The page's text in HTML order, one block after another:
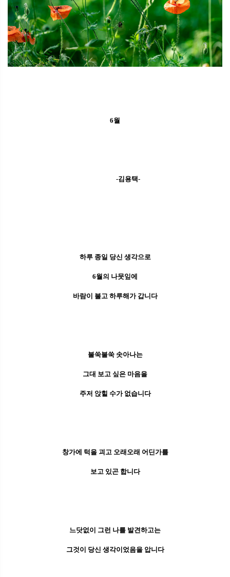
6월
-김용택-
하루 종일 당신 생각으로
6월의 나뭇잎에
바람이 불고 하루해가 갑니다
불쑥불쑥 솟아나는
그대 보고 싶은 마음을
주저 앉힐 수가 없습니다
창가에 턱을 괴고 오래오래 어딘가를
보고 있곤 합니다
느닷없이 그런 나를 발견하고는
그것이 당신 생각이었음을 압니다